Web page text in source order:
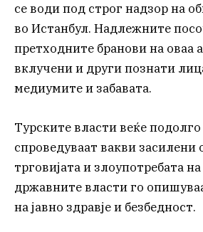
се води под строг надзор на
во Истанбул. Надлежните
претходните бранови на оваа
вклучени и други познати
медиумите и забавата.
Турските власти веќе
спроведуваат вакви засилени
трговијата и злоупотребата
државните власти го
на јавно здравје и безбедност.